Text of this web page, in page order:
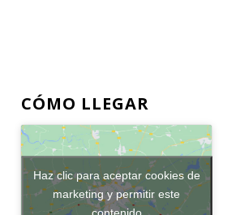
CÓMO LLEGAR
Haz clic para aceptar cookies de
marketing y permitir este
contenido